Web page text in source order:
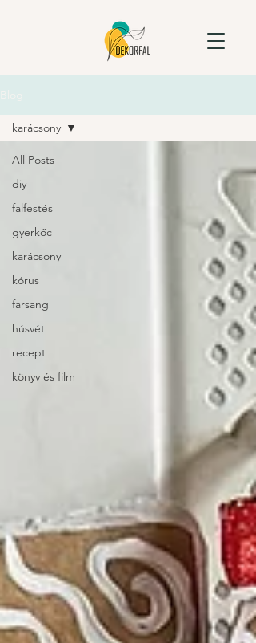
Blog
All Posts
diy
falfestés
gyerkőc
karácsony
kórus
farsang
húsvét
recept
könyv és film
karácsony